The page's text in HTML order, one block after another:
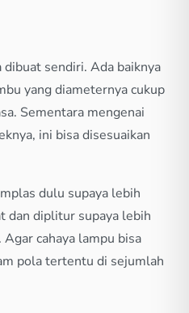
sendiri. Ada baiknya
yang diameternya cukup
Sementara mengenai
ini bisa disesuaikan
dulu supaya lebih
dan diplitur supaya lebih
cahaya lampu bisa
pola tertentu di sejumlah